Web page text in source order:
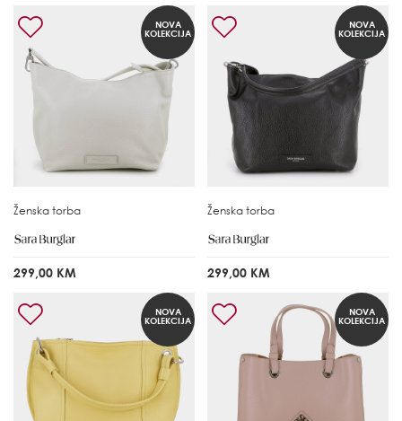
NOVA
KOLEKCIJA
Ženska torba
299,00 KM
NOVA
KOLEKCIJA
Ženska torba
299,00 KM
NOVA
KOLEKCIJA
NOVA
KOLEKCIJA